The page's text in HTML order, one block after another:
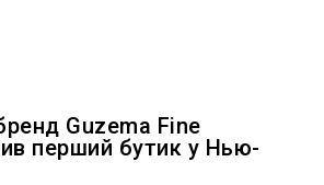
Guzema Fine
перший бутик у Нью-